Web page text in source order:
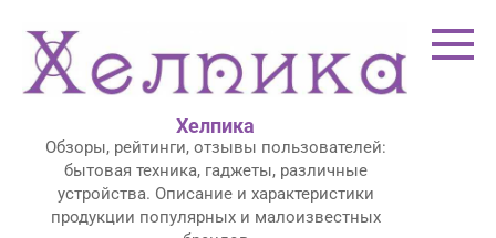
контенту
Хелпика
Обзоры, рейтинги, отзывы пользователей:
бытовая техника, гаджеты, различные
устройства. Описание и характеристики
продукции популярных и малоизвестных